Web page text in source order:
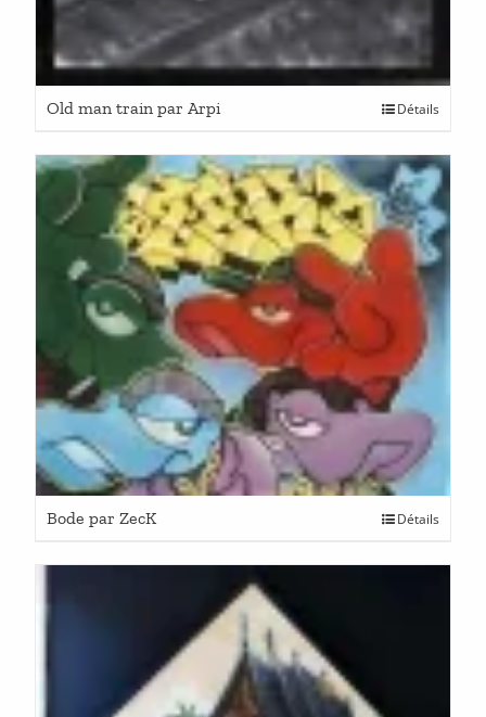
Old man train par Arpi Détails
Bode par ZecK Détails